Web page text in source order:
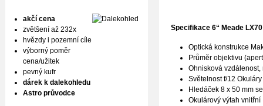
Specifikace 6“ Meade
Optická konstrukce
Průměr objektivu
Ohnisková vzdálenost,
Světelnost f/12
Hledáček 8 x 50 mm
Okulárový výtah vnitřní
akčí cena
zvětšení až 232x
hvězdy i pozemní cíle
výborný poměr
cena/užitek
pevný kufr
dárek k dalekohledu
Astro průvodce